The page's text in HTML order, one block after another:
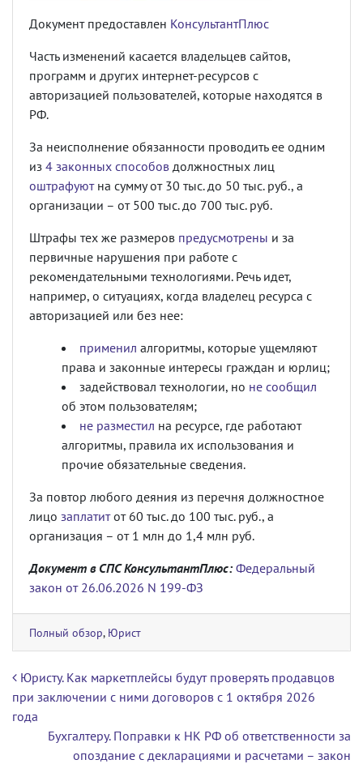
Документ предоставлен КонсультантПлюс
Часть изменений касается владельцев сайтов,
программ и других интернет-ресурсов с
авторизацией пользователей, которые находятся в
РФ.
За неисполнение обязанности проводить ее одним
из 4 законных способов должностных лиц
оштрафуютна сумму от 30 тыс. до 50 тыс. руб., а
организации – от 500 тыс. до 700 тыс. руб.
Штрафы тех же размеров предусмотрены и за
первичные нарушения при работе с
рекомендательными технологиями. Речь идет,
например, о ситуациях, когда владелец ресурса с
авторизацией или без нее:
применил алгоритмы, которые ущемляют
права и законные интересы граждан и юрлиц;
задействовал технологии, но не сообщил
об этом пользователям;
не разместил на ресурсе, где работают
алгоритмы, правила их использования и
прочие обязательные сведения.
За повтор любого деяния из перечня должностное
лицо заплатитот 60 тыс. до 100 тыс. руб., а
организация – от 1 млн до 1,4 млн руб.
Документ в СПС КонсультантПлюс: Федеральный
закон от 26.06.2026 N 199-ФЗ
Полный обзор, Юрист
Навигация по записям
Юристу. Как маркетплейсы будут проверять продавцов
при заключении с ними договоров с 1 октября 2026
года
Бухгалтеру. Поправки к НК РФ об ответственности за
опоздание с декларациями и расчетами – закон